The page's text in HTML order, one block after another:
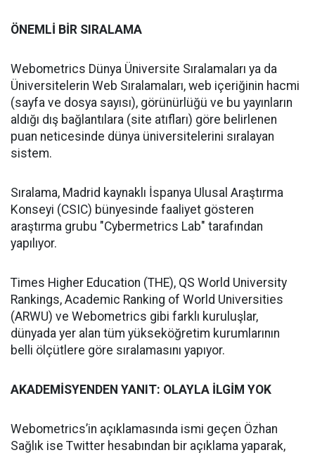
ÖNEMLİ BİR SIRALAMA
Webometrics Dünya Üniversite Sıralamaları ya da
Üniversitelerin Web Sıralamaları, web içeriğinin hacmi
(sayfa ve dosya sayısı), görünürlüğü ve bu yayınların
aldığı dış bağlantılara (site atıfları) göre belirlenen
puan neticesinde dünya üniversitelerini sıralayan
sistem.
Sıralama, Madrid kaynaklı İspanya Ulusal Araştırma
Konseyi (CSIC) bünyesinde faaliyet gösteren
araştırma grubu "Cybermetrics Lab" tarafından
yapılıyor.
Times Higher Education (THE), QS World University
Rankings, Academic Ranking of World Universities
(ARWU) ve Webometrics gibi farklı kuruluşlar,
dünyada yer alan tüm yükseköğretim kurumlarının
belli ölçütlere göre sıralamasını yapıyor.
AKADEMİSYENDEN YANIT: OLAYLA İLGİM YOK
Webometrics’in açıklamasında ismi geçen Özhan
Sağlık ise Twitter hesabından bir açıklama yaparak,